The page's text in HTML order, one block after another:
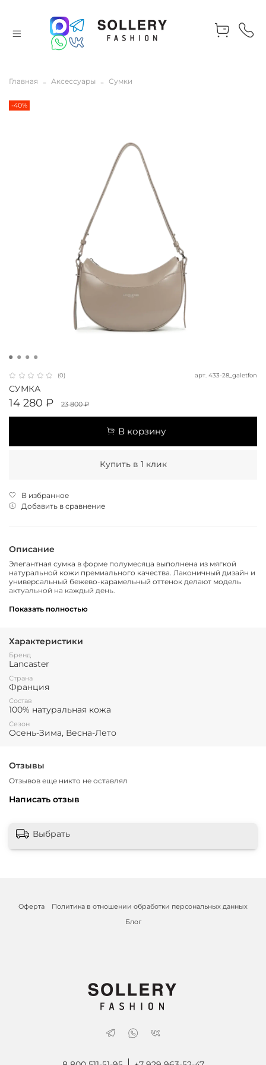
Главная Аксессуары Сумки
-40%
(0) арт. 433-28_galetfon
СУМКА
14 280 ₽ 23 800 ₽
В корзину
Купить в 1 клик
В избранное
Добавить в сравнение
Описание
Элегантная сумка в форме полумесяца выполнена из мягкой
натуральной кожи премиального качества. Лаконичный дизайн и
универсальный бежево-карамельный оттенок делают модель
актуальной на каждый день.
современный силуэт «half-moon»;
основное отделение на молнии;
Размер -
Показать полностью
Характеристики
Бренд
Lancaster
Страна
Франция
Состав
100% натуральная кожа
Сезон
Осень-Зима, Весна-Лето
Отзывы
Отзывов еще никто не оставлял
Написать отзыв
Выбрать
Оферта
Политика в отношении обработки персональных данных
Блог